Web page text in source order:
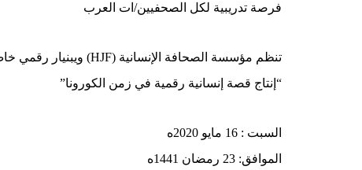
فرصة تدريبية لكل الصحفيين/ات العرب
تنظم مؤسسة الصحافة الإنسانية (HJF) ويبنيار رقمي خاص بـ
“إنتاج قصة إنسانية رقمية في زمن الكورونا”
السبت : 16 مايو 2020ه
الموافق: 23 رمضان 1441ه